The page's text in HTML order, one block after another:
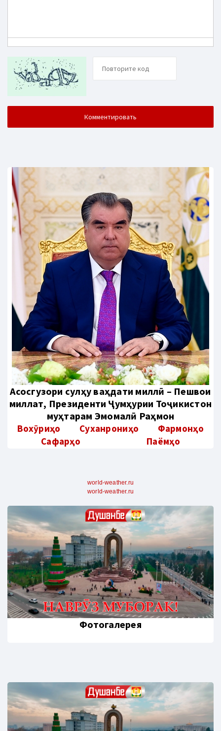
Aсосгузори сулҳу ваҳдати миллӣ – Пешвои
миллат, Президенти Ҷумҳурии Тоҷикистон
муҳтарам Эмомалӣ Раҳмон
Вохӯриҳо Суханрониҳо
Фармонҳо
Сафарҳо
Паёмҳо
world-weather.ru
world-weather.ru
Фотогалерея